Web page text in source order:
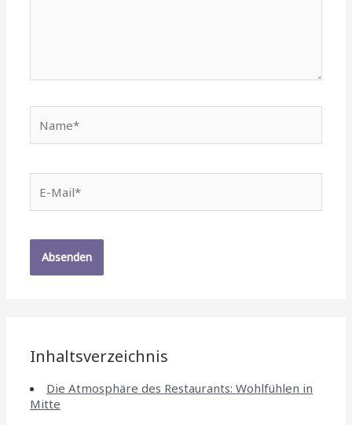
Mail*
Inhaltsverzeichnis
Die Atmosphäre des Restaurants: Wohlfühlen in
Mitte